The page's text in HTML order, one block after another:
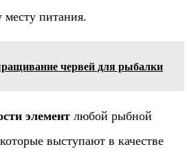
питания.
червей для рыбалки
элемент любой рыбной
выступают в качестве